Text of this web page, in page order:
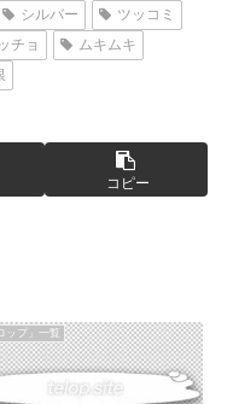
シルバー
ツッコミ
チョ
ムキムキ
コピー
ップ」一覧